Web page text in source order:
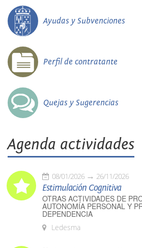
Ayudas y Subvenciones
Perfil de contratante
Quejas y Sugerencias
Agenda actividades
08/01/2026 26/11/2026
Estimulación Cognitiva
OTRAS ACTIVIDADES DE
AUTONOMÍA PERSONAL Y
DEPENDENCIA
Ledesma